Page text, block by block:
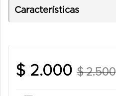
Características
$ 2.000 $ 2.500